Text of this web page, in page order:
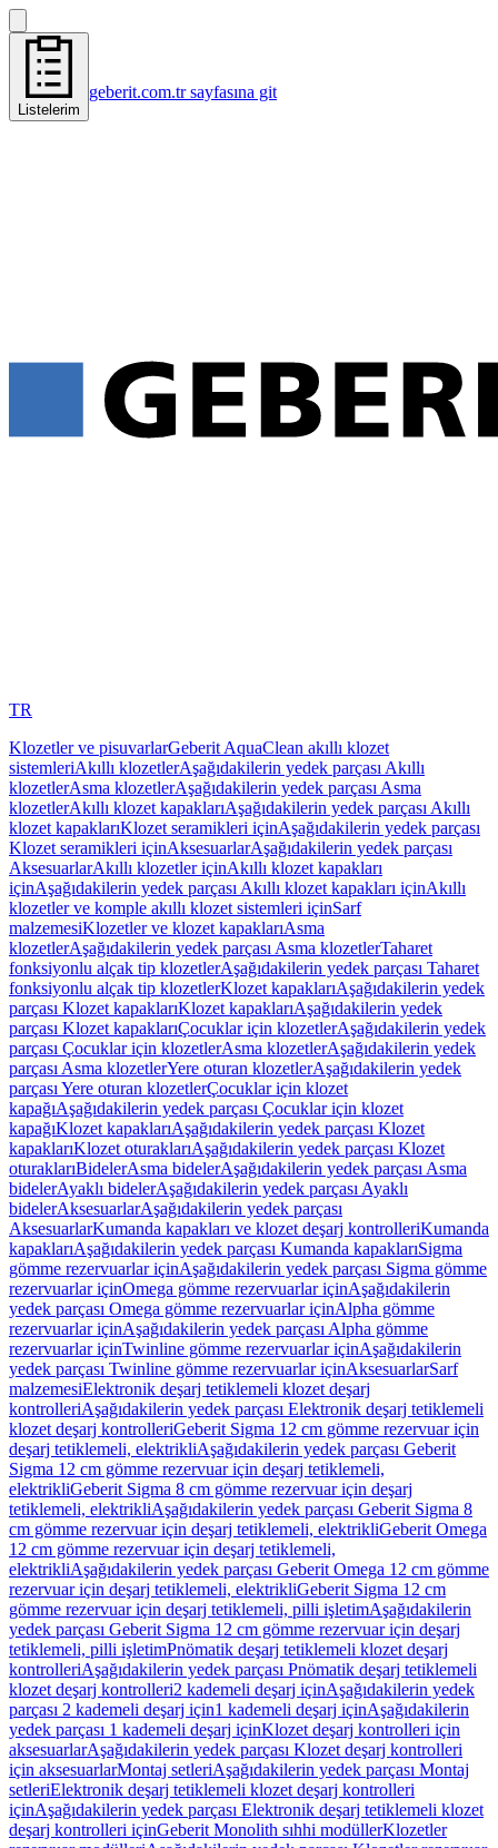
Listelerim
geberit.com.tr sayfasına git
TR
Klozetler ve pisuvarlarGeberit AquaClean akıllı klozet
sistemleriAkıllı klozetlerAşağıdakilerin yedek parçası Akıllı
klozetlerAsma klozetlerAşağıdakilerin yedek parçası Asma
klozetlerAkıllı klozet kapaklarıAşağıdakilerin yedek parçası Akıllı
klozet kapaklarıKlozet seramikleri içinAşağıdakilerin yedek parçası
Klozet seramikleri içinAksesuarlarAşağıdakilerin yedek parçası
AksesuarlarAkıllı klozetler içinAkıllı klozet kapakları
içinAşağıdakilerin yedek parçası Akıllı klozet kapakları içinAkıllı
klozetler ve komple akıllı klozet sistemleri içinSarf
malzemesiKlozetler ve klozet kapaklarıAsma
klozetlerAşağıdakilerin yedek parçası Asma klozetlerTaharet
fonksiyonlu alçak tip klozetlerAşağıdakilerin yedek parçası Taharet
fonksiyonlu alçak tip klozetlerKlozet kapaklarıAşağıdakilerin yedek
parçası Klozet kapaklarıKlozet kapaklarıAşağıdakilerin yedek
parçası Klozet kapaklarıÇocuklar için klozetlerAşağıdakilerin yedek
parçası Çocuklar için klozetlerAsma klozetlerAşağıdakilerin yedek
parçası Asma klozetlerYere oturan klozetlerAşağıdakilerin yedek
parçası Yere oturan klozetlerÇocuklar için klozet
kapağıAşağıdakilerin yedek parçası Çocuklar için klozet
kapağıKlozet kapaklarıAşağıdakilerin yedek parçası Klozet
kapaklarıKlozet oturaklarıAşağıdakilerin yedek parçası Klozet
oturaklarıBidelerAsma bidelerAşağıdakilerin yedek parçası Asma
bidelerAyaklı bidelerAşağıdakilerin yedek parçası Ayaklı
bidelerAksesuarlarAşağıdakilerin yedek parçası
AksesuarlarKumanda kapakları ve klozet deşarj kontrolleriKumanda
kapaklarıAşağıdakilerin yedek parçası Kumanda kapaklarıSigma
gömme rezervuarlar içinAşağıdakilerin yedek parçası Sigma gömme
rezervuarlar içinOmega gömme rezervuarlar içinAşağıdakilerin
yedek parçası Omega gömme rezervuarlar içinAlpha gömme
rezervuarlar içinAşağıdakilerin yedek parçası Alpha gömme
rezervuarlar içinTwinline gömme rezervuarlar içinAşağıdakilerin
yedek parçası Twinline gömme rezervuarlar içinAksesuarlarSarf
malzemesiElektronik deşarj tetiklemeli klozet deşarj
kontrolleriAşağıdakilerin yedek parçası Elektronik deşarj tetiklemeli
klozet deşarj kontrolleriGeberit Sigma 12 cm gömme rezervuar için
deşarj tetiklemeli, elektrikliAşağıdakilerin yedek parçası Geberit
Sigma 12 cm gömme rezervuar için deşarj tetiklemeli,
elektrikliGeberit Sigma 8 cm gömme rezervuar için deşarj
tetiklemeli, elektrikliAşağıdakilerin yedek parçası Geberit Sigma 8
cm gömme rezervuar için deşarj tetiklemeli, elektrikliGeberit Omega
12 cm gömme rezervuar için deşarj tetiklemeli,
elektrikliAşağıdakilerin yedek parçası Geberit Omega 12 cm gömme
rezervuar için deşarj tetiklemeli, elektrikliGeberit Sigma 12 cm
gömme rezervuar için deşarj tetiklemeli, pilli işletimAşağıdakilerin
yedek parçası Geberit Sigma 12 cm gömme rezervuar için deşarj
tetiklemeli, pilli işletimPnömatik deşarj tetiklemeli klozet deşarj
kontrolleriAşağıdakilerin yedek parçası Pnömatik deşarj tetiklemeli
klozet deşarj kontrolleri2 kademeli deşarj içinAşağıdakilerin yedek
parçası 2 kademeli deşarj için1 kademeli deşarj içinAşağıdakilerin
yedek parçası 1 kademeli deşarj içinKlozet deşarj kontrolleri için
aksesuarlarAşağıdakilerin yedek parçası Klozet deşarj kontrolleri
için aksesuarlarMontaj setleriAşağıdakilerin yedek parçası Montaj
setleriElektronik deşarj tetiklemeli klozet deşarj kontrolleri
içinAşağıdakilerin yedek parçası Elektronik deşarj tetiklemeli klozet
deşarj kontrolleri içinGeberit Monolith sıhhi modüllerKlozetler